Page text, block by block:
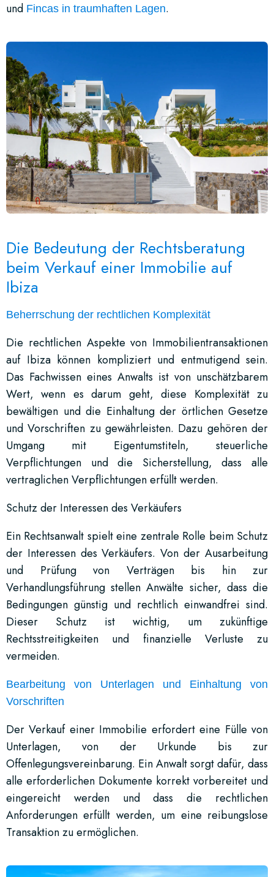
und Fincas in traumhaften Lagen.
Die Bedeutung der Rechtsberatung
beim Verkauf einer Immobilie auf
Ibiza
Beherrschung der rechtlichen Komplexität
Die rechtlichen Aspekte von Immobilientransaktionen
auf Ibiza können kompliziert und entmutigend sein.
Das Fachwissen eines Anwalts ist von unschätzbarem
Wert, wenn es darum geht, diese Komplexität zu
bewältigen und die Einhaltung der örtlichen Gesetze
und Vorschriften zu gewährleisten. Dazu gehören der
Umgang mit Eigentumstiteln, steuerliche
Verpflichtungen und die Sicherstellung, dass alle
vertraglichen Verpflichtungen erfüllt werden.
Schutz der Interessen des Verkäufers
Ein Rechtsanwalt spielt eine zentrale Rolle beim Schutz
der Interessen des Verkäufers. Von der Ausarbeitung
und Prüfung von Verträgen bis hin zur
Verhandlungsführung stellen Anwälte sicher, dass die
Bedingungen günstig und rechtlich einwandfrei sind.
Dieser Schutz ist wichtig, um zukünftige
Rechtsstreitigkeiten und finanzielle Verluste zu
vermeiden.
Bearbeitung von Unterlagen und Einhaltung von
Vorschriften
Der Verkauf einer Immobilie erfordert eine Fülle von
Unterlagen, von der Urkunde bis zur
Offenlegungsvereinbarung. Ein Anwalt sorgt dafür, dass
alle erforderlichen Dokumente korrekt vorbereitet und
eingereicht werden und dass die rechtlichen
Anforderungen erfüllt werden, um eine reibungslose
Transaktion zu ermöglichen.